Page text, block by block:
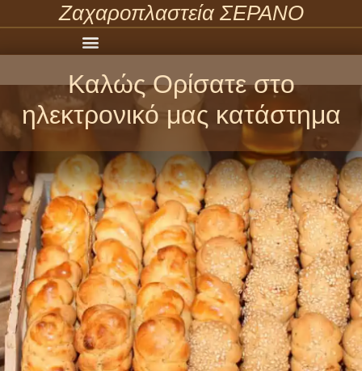
Ζαχαροπλαστεία ΣΕΡΑΝΟ
Καλώς Ορίσατε στο
ηλεκτρονικό μας κατάστημα